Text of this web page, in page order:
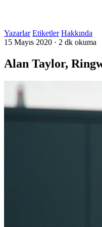
Yazarlar Etiketler Hakkında
15 Mayıs 2020 · 2 dk okuma
Alan Taylor,